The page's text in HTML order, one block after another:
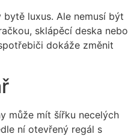
luxus. Ale nemusí být
sklápěcí deska nebo
dokáže změnit
může mít šířku necelých
ní otevřený regál s